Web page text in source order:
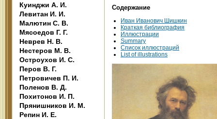
Куинджи А. И.
Левитан И. И.
Малютин С. В.
Мясоедов Г. Г.
Неврев Н. В.
Нестеров М. В.
Остроухов И. С.
Перов В. Г.
Петровичев П. И.
Поленов В. Д.
Похитонов И. П.
Прянишников И. М.
Репин И. Е.
Содержание
Иван Иванович Шишкин
Краткая библиография
Иллюстрации
Summary
Список иллюстраций
List of illustrations